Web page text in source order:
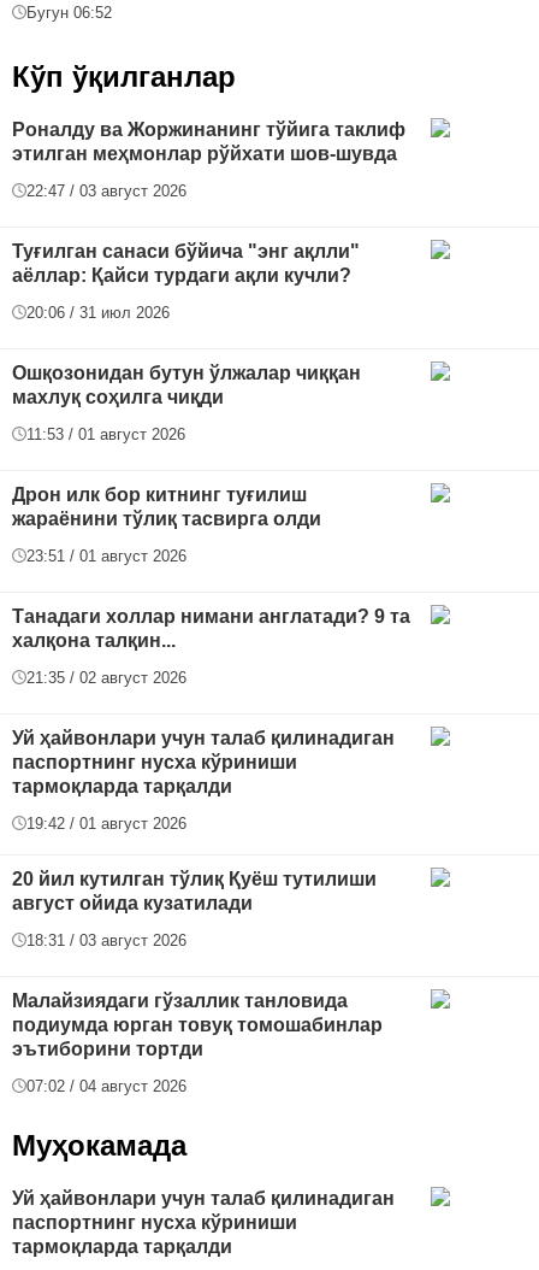
Бугун 06:52
Кўп ўқилганлар
Роналду ва Жоржинанинг тўйига таклиф
этилган меҳмонлар рўйхати шов-шувда
22:47 / 03 август 2026
Туғилган санаси бўйича "энг ақлли"
аёллар: Қайси турдаги ақли кучли?
20:06 / 31 июл 2026
Ошқозонидан бутун ўлжалар чиққан
махлуқ соҳилга чиқди
11:53 / 01 август 2026
Дрон илк бор китнинг туғилиш
жараёнини тўлиқ тасвирга олди
23:51 / 01 август 2026
Танадаги холлар нимани англатади? 9 та
халқона талқин...
21:35 / 02 август 2026
Уй ҳайвонлари учун талаб қилинадиган
паспортнинг нусха кўриниши
тармоқларда тарқалди
19:42 / 01 август 2026
20 йил кутилган тўлиқ Қуёш тутилиши
август ойида кузатилади
18:31 / 03 август 2026
Малайзиядаги гўзаллик танловида
подиумда юрган товуқ томошабинлар
эътиборини тортди
07:02 / 04 август 2026
Муҳокамада
Уй ҳайвонлари учун талаб қилинадиган
паспортнинг нусха кўриниши
тармоқларда тарқалди